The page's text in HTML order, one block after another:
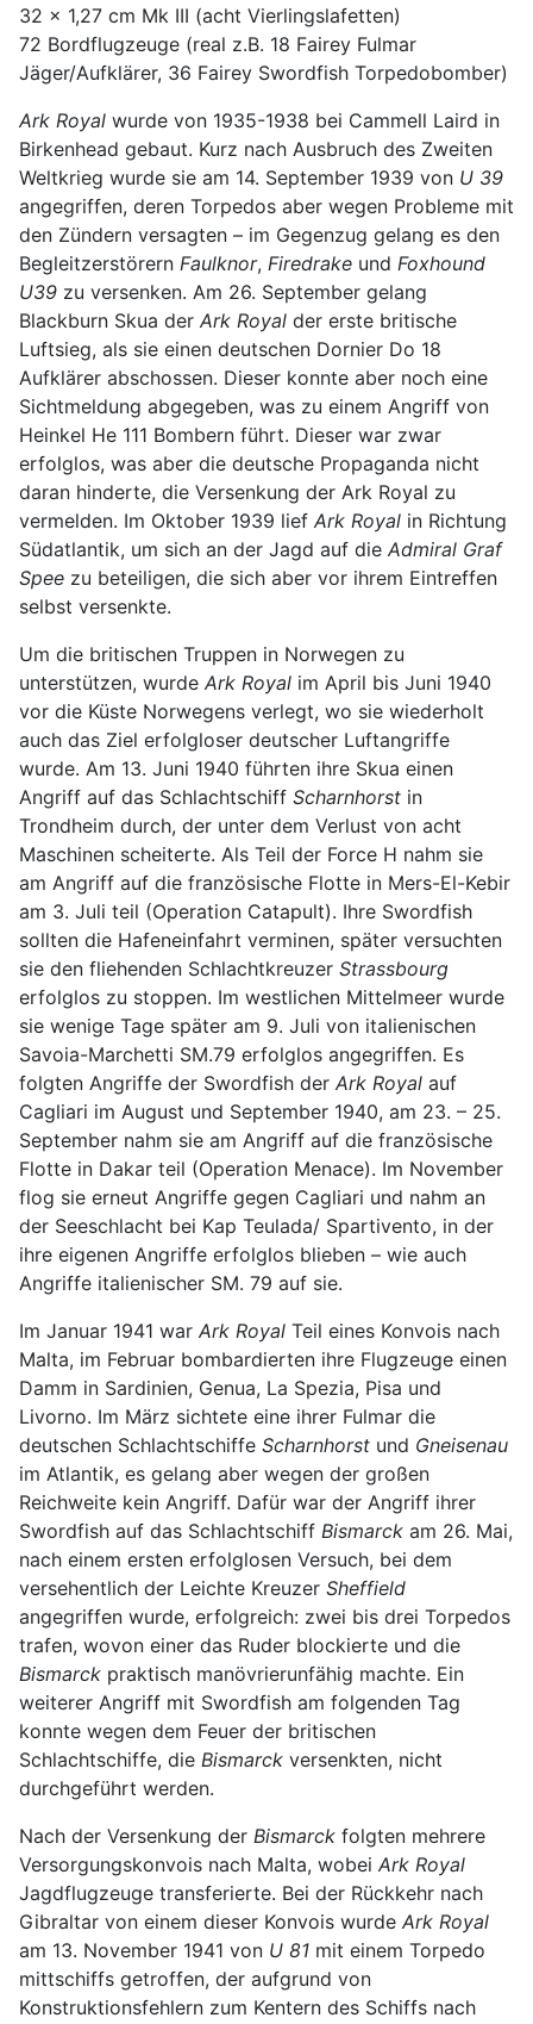
32 x 1,27 cm Mk III (acht Vierlingslafetten)
72 Bordflugzeuge (real z.B. 18 Fairey Fulmar
Jäger/Aufklärer, 36 Fairey Swordfish Torpedobomber)
Ark Royal wurde von 1935-1938 bei Cammell Laird in
Birkenhead gebaut. Kurz nach Ausbruch des Zweiten
Weltkrieg wurde sie am 14. September 1939 von U 39
angegriffen, deren Torpedos aber wegen Probleme mit
den Zündern versagten – im Gegenzug gelang es den
Begleitzerstörern Faulknor, Firedrake und Foxhound
U39 zu versenken. Am 26. September gelang
Blackburn Skua der Ark Royal der erste britische
Luftsieg, als sie einen deutschen Dornier Do 18
Aufklärer abschossen. Dieser konnte aber noch eine
Sichtmeldung abgegeben, was zu einem Angriff von
Heinkel He 111 Bombern führt. Dieser war zwar
erfolglos, was aber die deutsche Propaganda nicht
daran hinderte, die Versenkung der Ark Royal zu
vermelden. Im Oktober 1939 lief Ark Royal in Richtung
Südatlantik, um sich an der Jagd auf die Admiral Graf
Spee zu beteiligen, die sich aber vor ihrem Eintreffen
selbst versenkte.
Um die britischen Truppen in Norwegen zu
unterstützen, wurde Ark Royal im April bis Juni 1940
vor die Küste Norwegens verlegt, wo sie wiederholt
auch das Ziel erfolgloser deutscher Luftangriffe
wurde. Am 13. Juni 1940 führten ihre Skua einen
Angriff auf das Schlachtschiff Scharnhorst in
Trondheim durch, der unter dem Verlust von acht
Maschinen scheiterte. Als Teil der Force H nahm sie
am Angriff auf die französische Flotte in Mers-El-Kebir
am 3. Juli teil (Operation Catapult). Ihre Swordfish
sollten die Hafeneinfahrt verminen, später versuchten
sie den fliehenden Schlachtkreuzer Strassbourg
erfolglos zu stoppen. Im westlichen Mittelmeer wurde
sie wenige Tage später am 9. Juli von italienischen
Savoia-Marchetti SM.79 erfolglos angegriffen. Es
folgten Angriffe der Swordfish der Ark Royal auf
Cagliari im August und September 1940, am 23. – 25.
September nahm sie am Angriff auf die französische
Flotte in Dakar teil (Operation Menace). Im November
flog sie erneut Angriffe gegen Cagliari und nahm an
der Seeschlacht bei Kap Teulada/ Spartivento, in der
ihre eigenen Angriffe erfolglos blieben – wie auch
Angriffe italienischer SM. 79 auf sie.
Im Januar 1941 war Ark Royal Teil eines Konvois nach
Malta, im Februar bombardierten ihre Flugzeuge einen
Damm in Sardinien, Genua, La Spezia, Pisa und
Livorno. Im März sichtete eine ihrer Fulmar die
deutschen Schlachtschiffe Scharnhorst und Gneisenau
im Atlantik, es gelang aber wegen der großen
Reichweite kein Angriff. Dafür war der Angriff ihrer
Swordfish auf das Schlachtschiff Bismarck am 26. Mai,
nach einem ersten erfolglosen Versuch, bei dem
versehentlich der Leichte Kreuzer Sheffield
angegriffen wurde, erfolgreich: zwei bis drei Torpedos
trafen, wovon einer das Ruder blockierte und die
Bismarck praktisch manövrierunfähig machte. Ein
weiterer Angriff mit Swordfish am folgenden Tag
konnte wegen dem Feuer der britischen
Schlachtschiffe, die Bismarck versenkten, nicht
durchgeführt werden.
Nach der Versenkung der Bismarck folgten mehrere
Versorgungskonvois nach Malta, wobei Ark Royal
Jagdflugzeuge transferierte. Bei der Rückkehr nach
Gibraltar von einem dieser Konvois wurde Ark Royal
am 13. November 1941 von U 81 mit einem Torpedo
mittschiffs getroffen, der aufgrund von
Konstruktionsfehlern zum Kentern des Schiffs nach